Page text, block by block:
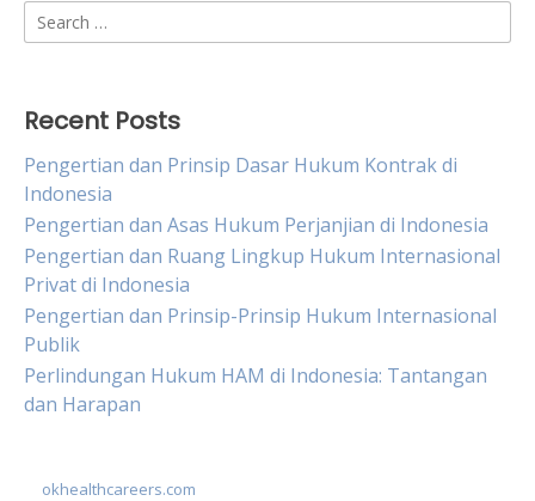
Search
for:
Recent Posts
Pengertian dan Prinsip Dasar Hukum Kontrak di
Indonesia
Pengertian dan Asas Hukum Perjanjian di Indonesia
Pengertian dan Ruang Lingkup Hukum Internasional
Privat di Indonesia
Pengertian dan Prinsip-Prinsip Hukum Internasional
Publik
Perlindungan Hukum HAM di Indonesia: Tantangan
dan Harapan
okhealthcareers.com